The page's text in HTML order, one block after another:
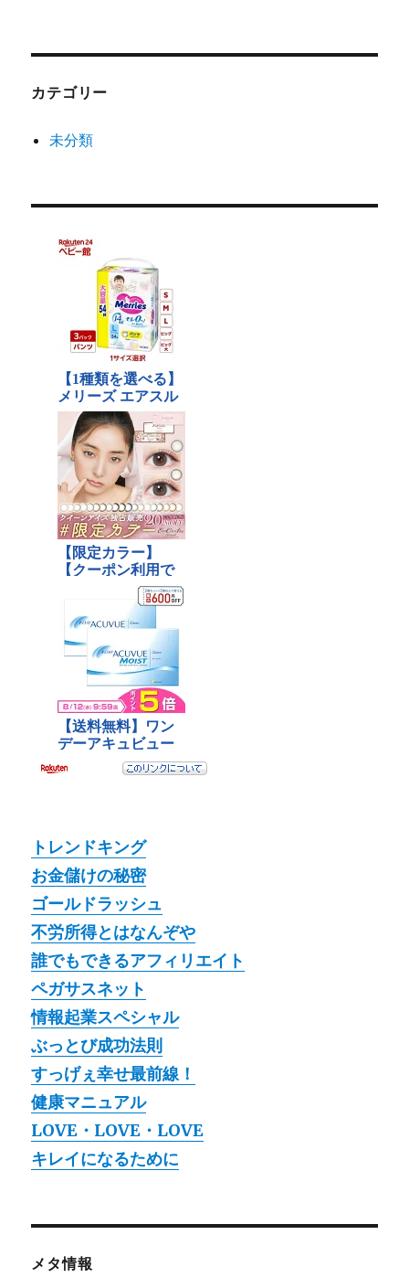
カテゴリー
未分類
トレンドキング
お金儲けの秘密
ゴールドラッシュ
不労所得とはなんぞや
誰でもできるアフィリエイト
ペガサスネット
情報起業スペシャル
ぶっとび成功法則
すっげぇ幸せ最前線！
健康マニュアル
LOVE・LOVE・LOVE
キレイになるために
メタ情報